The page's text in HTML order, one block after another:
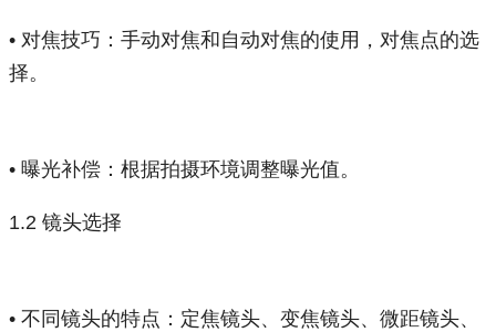
• 对焦技巧：手动对焦和自动对焦的使用，对焦点的选
择。
• 曝光补偿：根据拍摄环境调整曝光值。
1.2 镜头选择
• 不同镜头的特点：定焦镜头、变焦镜头、微距镜头、